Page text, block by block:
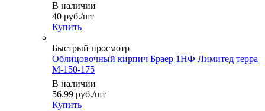
В наличии
40 руб./шт
Купить
Быстрый просмотр
Облицовочный кирпич Браер 1НФ Лимитед терра
М-150-175
В наличии
56.99 руб./шт
Купить